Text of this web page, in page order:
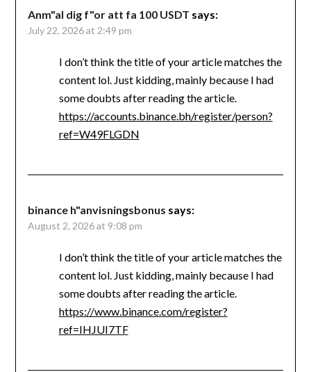
Anm"al dig f"or att fa 100 USDT says:
July 22, 2026 at 2:49 pm
I don’t think the title of your article matches the
content lol. Just kidding, mainly because I had
some doubts after reading the article.
https://accounts.binance.bh/register/person?
ref=W49FLGDN
binance h"anvisningsbonus says:
August 2, 2026 at 9:08 pm
I don’t think the title of your article matches the
content lol. Just kidding, mainly because I had
some doubts after reading the article.
https://www.binance.com/register?
ref=IHJUI7TF